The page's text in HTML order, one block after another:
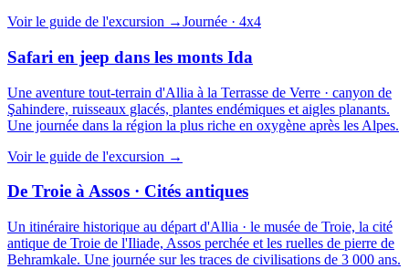
Voir le guide de l'excursion →Journée · 4x4
Safari en jeep dans les monts Ida
Une aventure tout-terrain d'Allia à la Terrasse de Verre · canyon de
Şahindere, ruisseaux glacés, plantes endémiques et aigles planants.
Une journée dans la région la plus riche en oxygène après les Alpes.
Voir le guide de l'excursion →
De Troie à Assos · Cités antiques
Un itinéraire historique au départ d'Allia · le musée de Troie, la cité
antique de Troie de l'Iliade, Assos perchée et les ruelles de pierre de
Behramkale. Une journée sur les traces de civilisations de 3 000 ans.